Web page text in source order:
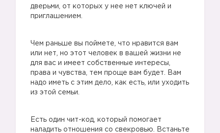
дверьми, от которых у нее нет ключей и
приглашением.
Чем раньше вы поймете, что нравится вам
или нет, но этот человек в вашей жизни не
для вас и имеет собственные интересы,
права и чувства, тем проще вам будет. Вам
надо иметь с этим дело, как есть, или уходить
из этой семьи.
Есть один чит-код, который помогает
наладить отношения со свекровью. Встаньте